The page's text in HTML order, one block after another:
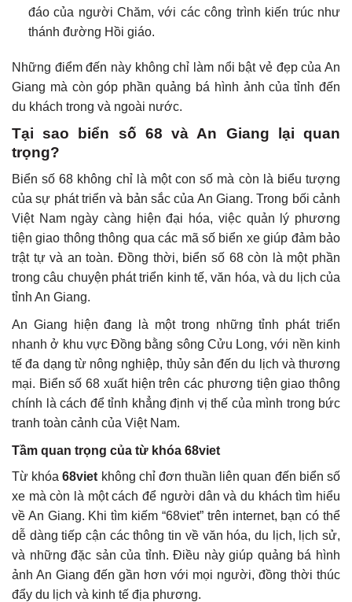
đáo của người Chăm, với các công trình kiến trúc như
thánh đường Hồi giáo.
Những điểm đến này không chỉ làm nổi bật vẻ đẹp của An
Giang mà còn góp phần quảng bá hình ảnh của tỉnh đến
du khách trong và ngoài nước.
Tại sao biển số 68 và An Giang lại quan
trọng?
Biển số 68 không chỉ là một con số mà còn là biểu tượng
của sự phát triển và bản sắc của An Giang. Trong bối cảnh
Việt Nam ngày càng hiện đại hóa, việc quản lý phương
tiện giao thông thông qua các mã số biển xe giúp đảm bảo
trật tự và an toàn. Đồng thời, biển số 68 còn là một phần
trong câu chuyện phát triển kinh tế, văn hóa, và du lịch của
tỉnh An Giang.
An Giang hiện đang là một trong những tỉnh phát triển
nhanh ở khu vực Đồng bằng sông Cửu Long, với nền kinh
tế đa dạng từ nông nghiệp, thủy sản đến du lịch và thương
mại. Biển số 68 xuất hiện trên các phương tiện giao thông
chính là cách để tỉnh khẳng định vị thế của mình trong bức
tranh toàn cảnh của Việt Nam.
Tầm quan trọng của từ khóa 68viet
Từ khóa68viet không chỉ đơn thuần liên quan đến biển số
xe mà còn là một cách để người dân và du khách tìm hiểu
về An Giang. Khi tìm kiếm “68viet” trên internet, bạn có thể
dễ dàng tiếp cận các thông tin về văn hóa, du lịch, lịch sử,
và những đặc sản của tỉnh. Điều này giúp quảng bá hình
ảnh An Giang đến gần hơn với mọi người, đồng thời thúc
đẩy du lịch và kinh tế địa phương.